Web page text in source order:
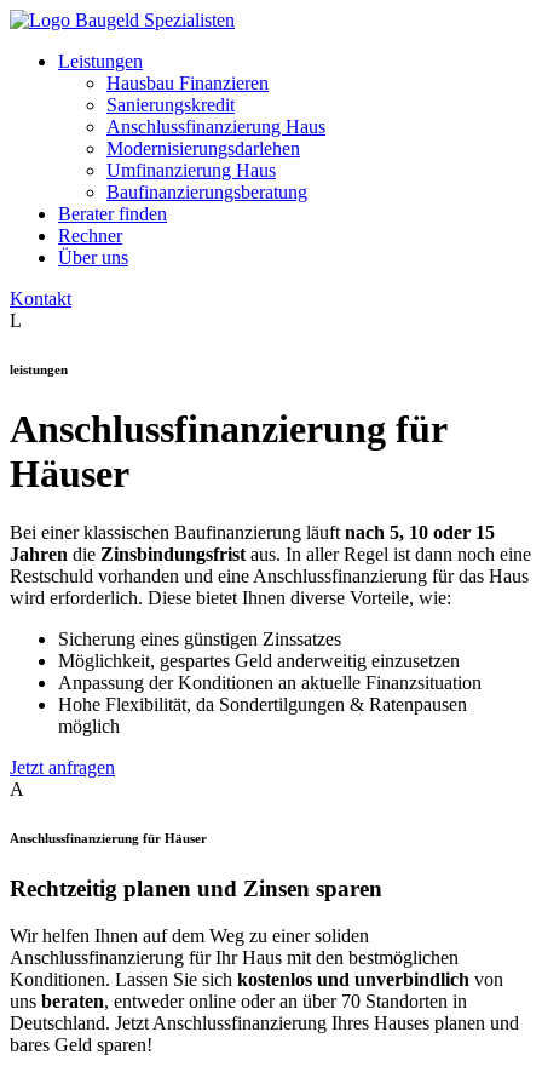
Leistungen
Hausbau Finanzieren
Sanierungskredit
Anschlussfinanzierung Haus
Modernisierungsdarlehen
Umfinanzierung Haus
Baufinanzierungsberatung
Berater finden
Rechner
Über uns
Kontakt
L
leistungen
Anschlussfinanzierung für
Häuser
Bei einer klassischen Baufinanzierung läuft nach 5, 10 oder 15
Jahren die Zinsbindungsfrist aus. In aller Regel ist dann noch eine
Restschuld vorhanden und eine Anschlussfinanzierung für das Haus
wird erforderlich. Diese bietet Ihnen diverse Vorteile, wie:
Sicherung eines günstigen Zinssatzes
Möglichkeit, gespartes Geld anderweitig einzusetzen
Anpassung der Konditionen an aktuelle Finanzsituation
Hohe Flexibilität, da Sondertilgungen & Ratenpausen
möglich
Jetzt anfragen
A
Anschlussfinanzierung für Häuser
Rechtzeitig planen und Zinsen sparen
Wir helfen Ihnen auf dem Weg zu einer soliden
Anschlussfinanzierung für Ihr Haus mit den bestmöglichen
Konditionen. Lassen Sie sich kostenlos und unverbindlich von
uns beraten, entweder online oder an über 70 Standorten in
Deutschland. Jetzt Anschlussfinanzierung Ihres Hauses planen und
bares Geld sparen!